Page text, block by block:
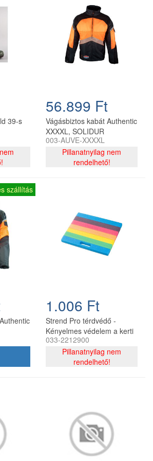
39-s
56.899 Ft
Vágásbiztos kabát Authentic
XXXXL, SOLIDUR
003-AUVE-XXXXL
Pillanatnyilag nem
rendelhető!
szállítás
1.006 Ft
Strend Pro térdvédő -
Kényelmes védelem a kerti
munkákhoz A Strend Pro
térdvédő ideális megoldás a
kényelmes és védő kerti
kényelmet biztosít.Könnyű,
szakadásálló és vízálló, így
ideális segítője a
kertészkedésnek vagy más
földmunkáknak.Akár, hogy
033-2212900
Pillanatnyilag nem
rendelhető!